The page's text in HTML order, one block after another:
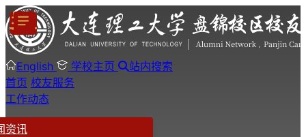
English 学校主页
站内搜索
首页 校友服务
工作动态
资讯